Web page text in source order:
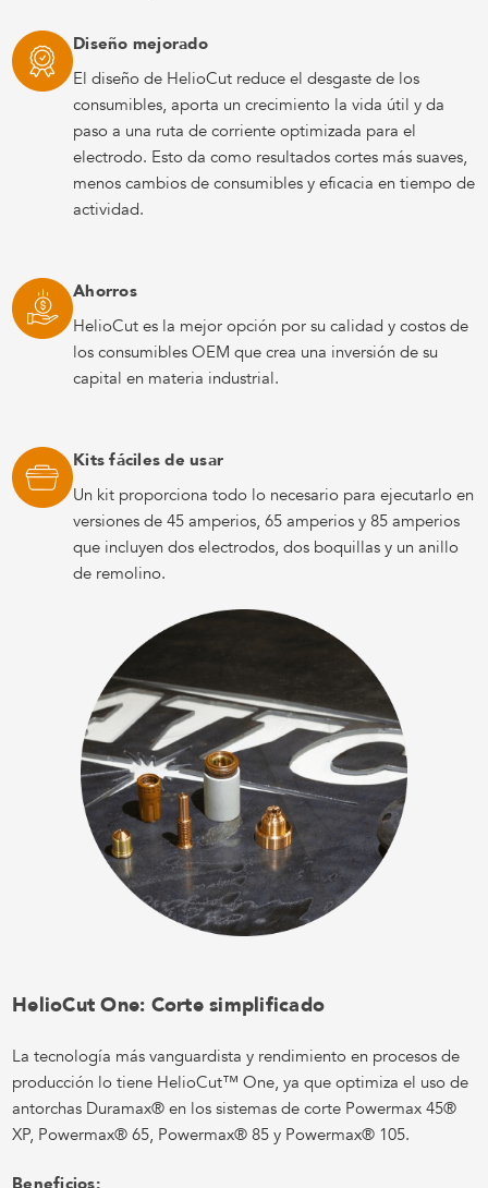
Diseño mejorado
El diseño de HelioCut reduce el desgaste de los
consumibles, aporta un crecimiento la vida útil y da
paso a una ruta de corriente optimizada para el
electrodo. Esto da como resultados cortes más suaves,
menos cambios de consumibles y eficacia en tiempo de
actividad.
Ahorros
HelioCut es la mejor opción por su calidad y costos de
los consumibles OEM que crea una inversión de su
capital en materia industrial.
Kits fáciles de usar
Un kit proporciona todo lo necesario para ejecutarlo en
versiones de 45 amperios, 65 amperios y 85 amperios
que incluyen dos electrodos, dos boquillas y un anillo
de remolino.
HelioCut One: Corte simplificado
La tecnología más vanguardista y rendimiento en procesos de
producción lo tiene HelioCut™ One, ya que optimiza el uso de
antorchas Duramax® en los sistemas de corte Powermax 45®
XP, Powermax® 65, Powermax® 85 y Powermax® 105.
Beneficios: